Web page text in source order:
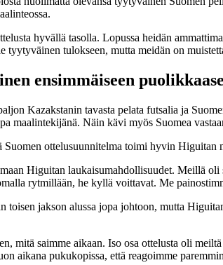
hyvällä tasolla. Lopussa heidän
tyytyväinen tulokseen, mutta meidän on
ensimmäiseen
Kazakstanin tavasta pelata futsalia ja
maalintekijänä. Näin kävi myös Suomea
Suomen ottelusuunnitelma toimi hyvin
Higuitan laukaisumahdollisuudet. Meillä
rytmillään, he kyllä voittavat. Me
toisen jakson alussa jopa johtoon, mutta
mitä saimme aikaan. Iso osa ottelusta oli
aikana pukukopissa, että reagoimme